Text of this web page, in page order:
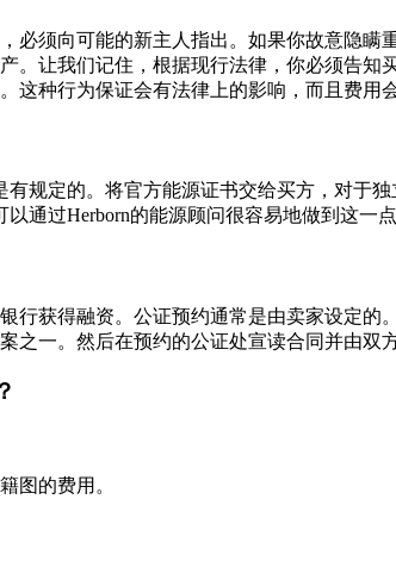
须向可能的新主人指出。如果你故意隐瞒
让我们记住，根据现行法律，你必须告
种行为保证会有法律上的影响，而且费用会
规定的。将官方能源证书交给买方，对于
通过Herborn的能源顾问很容易地做到这一点
获得融资。公证预约通常是由卖家设定
一。然后在预约的公证处宣读合同并由双方
图的费用。